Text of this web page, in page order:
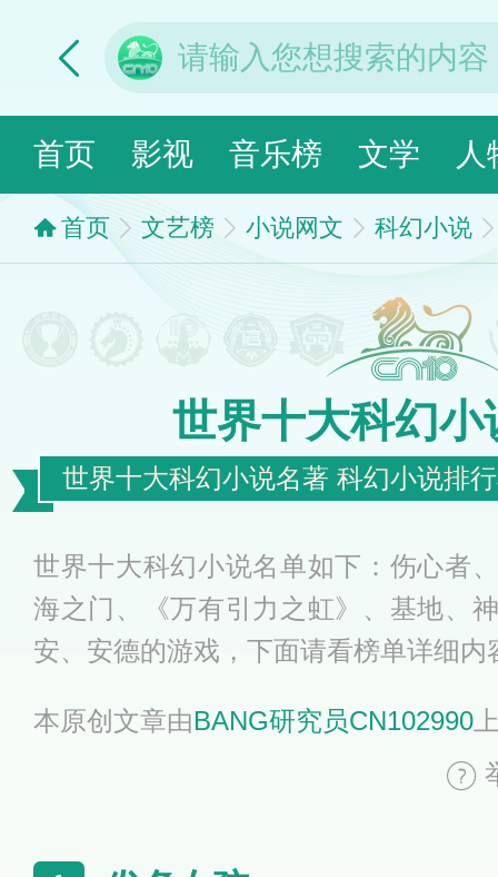
首页 影视 音乐榜 文学 人
首页 文艺榜 小说网文 科幻小说
世界十大科幻小
世界十大科幻小说名著 科幻小说排
世界十大科幻小说名单如下：伤心者
海之门、《万有引力之虹》、基地、
安、安德的游戏，下面请看榜单详细内
本原创文章由BANG研究员CN102990